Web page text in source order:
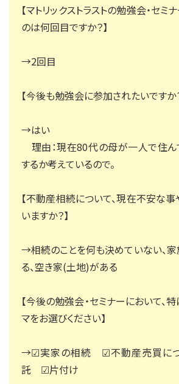
【マトリックストラストの勉強会・セミ
のは何回目ですか？】
→2回目
【今後も勉強会に参加されたいですか
→はい
理由：現在80代の母が一人で住ん
するか考えているので。
【不動産相続について、現在不安な
いますか？】
→相続のことを何も決めていない、
る、空き家(土地)がある
【今後の勉強会・セミナーにおいて、
マをお選びください】
→☑実家の相続 ☑不動産売買に
託 ☑片付け